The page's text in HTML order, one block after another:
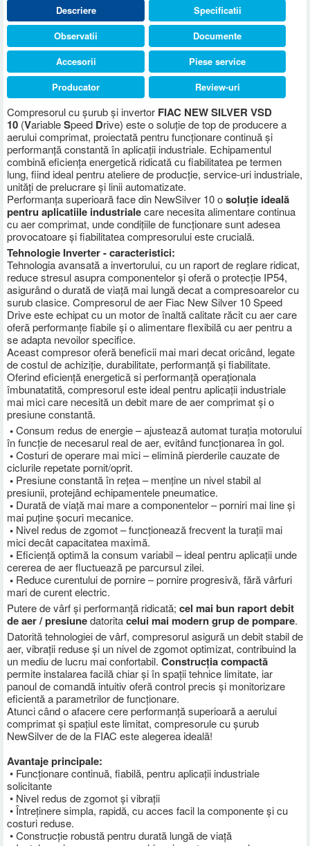
Descriere
Compresorul cu șurub și invertor FIAC NEW SILVER VSD
10 (VariableSpeed Drive) este o soluție de top de producere a
aerului comprimat, proiectată pentru funcționare continuă și
performanță constantă în aplicații industriale. Echipamentul
combină eficiența energetică ridicată cu fiabilitatea pe termen
lung, fiind ideal pentru ateliere de producție, service-uri industriale,
unități de prelucrare și linii automatizate.
Performanța superioară face din NewSilver 10 osoluție ideală
pentru aplicatiile industrialecare necesita alimentare continua
cu aer comprimat, unde condițiile de funcționare sunt adesea
provocatoare și fiabilitatea compresorului este crucială.
Tehnologie Inverter - caracteristici:
Tehnologia avansată a invertorului, cu un raport de reglare ridicat,
reduce stresul asupra componentelor și oferă o protecție IP54,
asigurând o durată de viață mai lungă decat a compresoarelor cu
surub clasice. Compresorul de aer Fiac New Silver 10 Speed
Drive este echipat cu un motor de înaltă calitate răcit cu aer care
oferă performanțe fiabile și o alimentare flexibilă cu aer pentru a
se adapta nevoilor specifice.
Aceast compresor oferă beneficii mai mari decat oricând, legate
de costul de achiziție, durabilitate, performanță și fiabilitate.
Oferind eficiență energetică si performanță operaționala
îmbunatatită, compresorul este ideal pentru aplicații industriale
mai mici care necesită un debit mare de aer comprimat și o
presiune constantă.
•Consum redus de energie – ajustează automat turația motorului
în funcție de necesarul real de aer, evitând funcționarea în gol.
•Costuri de operare mai mici – elimină pierderile cauzate de
ciclurile repetate pornit/oprit.
• Presiune constantă în rețea – menține un nivel stabil al
presiunii, protejând echipamentele pneumatice.
• Durată de viață mai mare a componentelor – porniri mai line și
mai puține șocuri mecanice.
• Nivel redus de zgomot – funcționează frecvent la turații mai
mici decât capacitatea maximă.
• Eficiență optimă la consum variabil – ideal pentru aplicații unde
cererea de aer fluctuează pe parcursul zilei.
• Reduce curentului de pornire – pornire progresivă, fără vârfuri
mari de curent electric.
Putere de vârf și performanță ridicată; cel mai bun raport debit
de aer / presiunedatoritacelui mai modern grup de pompare.
Datorită tehnologiei de vârf, compresorul asigură un debit stabil de
aer, vibrații reduse și un nivel de zgomot optimizat, contribuind la
un mediu de lucru mai confortabil. Construcția compactă
permite instalarea facilă chiar și în spații tehnice limitate, iar
panoul de comandă intuitiv oferă control precis și monitorizare
eficientă a parametrilor de funcționare.
Atunci când o afacere cere performanță superioară a aerului
comprimat și spațiul este limitat, compresorule cu șurub
NewSilver de de la FIAC este alegerea ideală!
Avantaje principale:
• Funcționare continuă, fiabilă, pentru aplicații industriale
solicitante
• Nivel redus de zgomot și vibrații
• Întreținere simpla, rapidă, cu acces facil la componente și cu
costuri reduse.
• Construcție robustă pentru durată lungă de viață
Specificatii
Observatii
Documente
Accesorii
Piese service
Producator
Review-uri